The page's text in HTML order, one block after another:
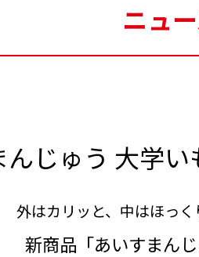
ニュ
んじゅう 大学
外はカリッと、中はほっ
新商品「あいすまんじ